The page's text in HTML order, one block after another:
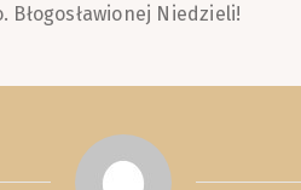
Niedzieli!